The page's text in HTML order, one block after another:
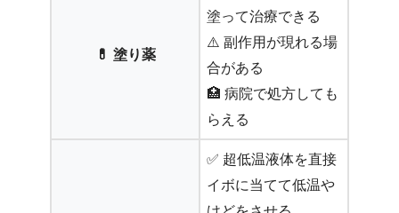
💊 塗り薬
塗って治療できる
⚠️ 副作用が現れる場
合がある
🏥 病院で処方しても
らえる
✅ 超低温液体を直接
イボに当てて低温や